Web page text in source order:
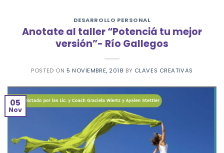
DESARROLLO PERSONAL
Anotate al taller “Potenciá tu mejor
versión”- Río Gallegos
POSTED ON 5 NOVIEMBRE, 2018 BY CLAVES CREATIVAS
05
Nov